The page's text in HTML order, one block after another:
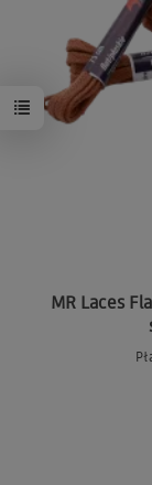
MR Laces